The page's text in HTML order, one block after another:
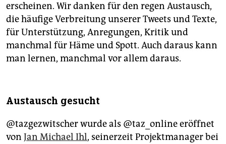
erscheinen. Wir danken für den regen Austausch,
die häufige Verbreitung unserer Tweets und Texte,
für Unterstützung, Anregungen, Kritik und
manchmal für Häme und Spott. Auch daraus kann
man lernen, manchmal vor allem daraus.
Austausch gesucht
@tazgezwitscher wurde als @taz_online eröffnet
von Jan Michael Ihl, seinerzeit Projektmanager bei